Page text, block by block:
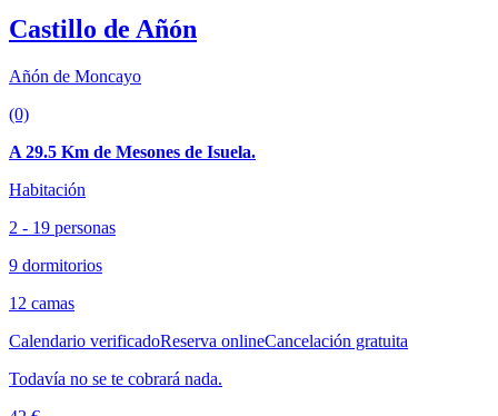
Castillo de Añón
Añón de Moncayo
(0)
A 29.5 Km de Mesones de Isuela.
Habitación
2 - 19 personas
9 dormitorios
12 camas
Calendario verificadoReserva onlineCancelación gratuita
Todavía no se te cobrará nada.